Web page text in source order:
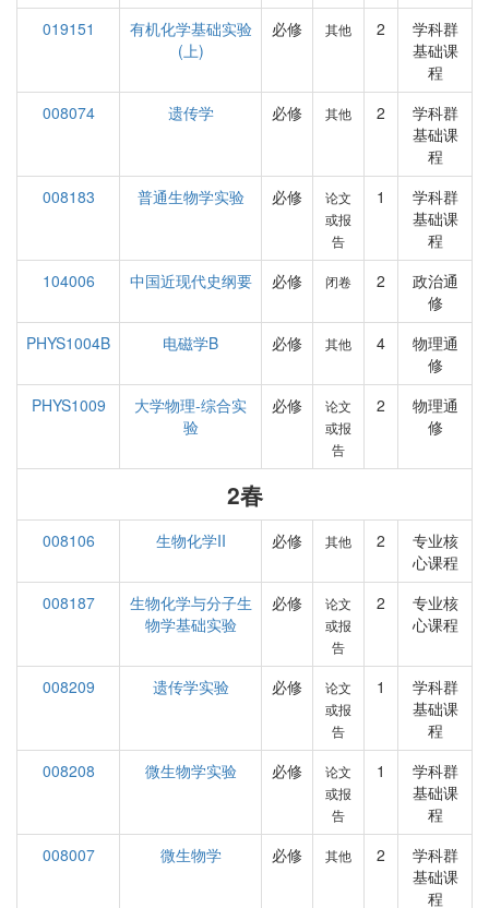
019151
有机化学基础实验
(上)
必修 其他 2
学科群
基础课
程
008074
遗传学 必修 其他 2
学科群
基础课
程
008183
普通生物学实验 必修
论文
或报
告
1
学科群
基础课
程
104006
中国近现代史纲要 必修 闭卷 2
政治通
修
PHYS1004B
电磁学B 必修 其他 4
物理通
修
PHYS1009
大学物理-综合实
验
必修
论文
或报
告
2
物理通
修
2春
008106 生物化学II 必修 其他 2
专业核
心课程
008187
生物化学与分子生
物学基础实验
必修
论文
或报
告
2
专业核
心课程
008209 遗传学实验 必修
论文
或报
告
1
学科群
基础课
程
008208
微生物学实验 必修
论文
或报
告
1
学科群
基础课
程
008007
微生物学 必修 其他 2
学科群
基础课
程